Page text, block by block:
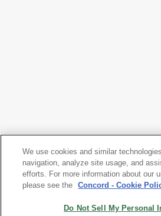
We use cookies and similar
navigation, analyze site usage, and
efforts. For more information about our
please see the
Concord - Cookie
Do Not Sell My Personal